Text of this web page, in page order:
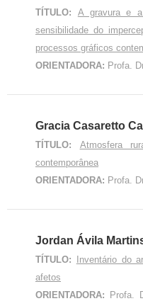
TÍTULO:
A gravura e
sensibilidade do
processos gráficos
ORIENTADORA: Profa.
Gracia Casaretto
TÍTULO:
Atmosfera
contemporânea
ORIENTADORA: Profa.
Jordan Ávila
TÍTULO:
Inventário do
afetos
ORIENTADORA: Profa.